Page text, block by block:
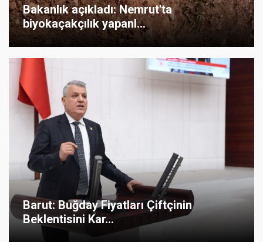
Bakanlık açıkladı: Nemrut'ta
biyokaçakçılık yapanl...
Barut: Buğday Fiyatları Çiftçinin
Beklentisini Kar...